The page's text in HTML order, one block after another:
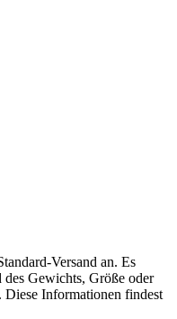
Versand an. Es
Gewichts, Größe oder
Diese Informationen findest